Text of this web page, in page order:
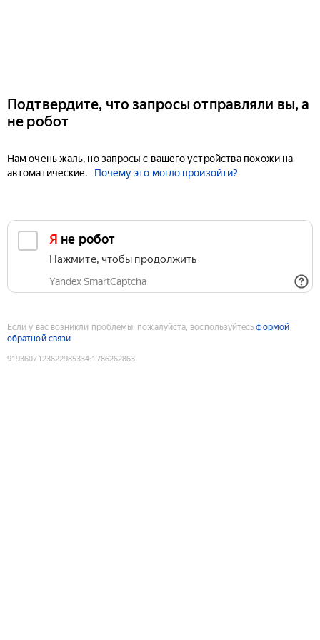
Подтвердите, что запросы отправляли вы, а
не робот
Нам очень жаль, но запросы с вашего устройства похожи на
автоматические.
Почему это могло произойти?
Я не робот
Нажмите, чтобы продолжить
Yandex SmartCaptcha
Если у вас возникли проблемы, пожалуйста, воспользуйтесьформой
обратной связи
9193607123622985334:1786262863